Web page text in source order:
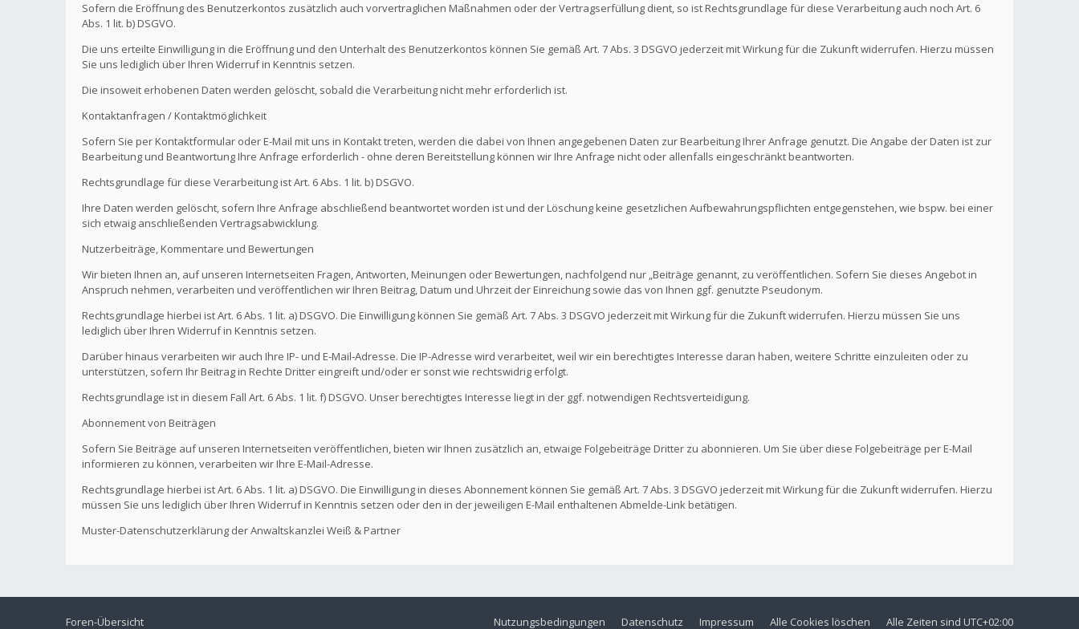
Sofern die Eröffnung des Benutzerkontos zusätzlich auch vorvertraglichen Maßnahmen oder der Vertragserfüllung dient, so ist Rechtsgrundlage für diese Verarbeitung auch noch Art. 6
Abs. 1 lit. b) DSGVO.
Die uns erteilte Einwilligung in die Eröffnung und den Unterhalt des Benutzerkontos können Sie gemäß Art. 7 Abs. 3 DSGVO jederzeit mit Wirkung für die Zukunft widerrufen. Hierzu müssen
Sie uns lediglich über Ihren Widerruf in Kenntnis setzen.
Die insoweit erhobenen Daten werden gelöscht, sobald die Verarbeitung nicht mehr erforderlich ist.
Kontaktanfragen / Kontaktmöglichkeit
Sofern Sie per Kontaktformular oder E-Mail mit uns in Kontakt treten, werden die dabei von Ihnen angegebenen Daten zur Bearbeitung Ihrer Anfrage genutzt. Die Angabe der Daten ist zur
Bearbeitung und Beantwortung Ihre Anfrage erforderlich - ohne deren Bereitstellung können wir Ihre Anfrage nicht oder allenfalls eingeschränkt beantworten.
Rechtsgrundlage für diese Verarbeitung ist Art. 6 Abs. 1 lit. b) DSGVO.
Ihre Daten werden gelöscht, sofern Ihre Anfrage abschließend beantwortet worden ist und der Löschung keine gesetzlichen Aufbewahrungspflichten entgegenstehen, wie bspw. bei einer
sich etwaig anschließenden Vertragsabwicklung.
Nutzerbeiträge, Kommentare und Bewertungen
Wir bieten Ihnen an, auf unseren Internetseiten Fragen, Antworten, Meinungen oder Bewertungen, nachfolgend nur „Beiträge genannt, zu veröffentlichen. Sofern Sie dieses Angebot in
Anspruch nehmen, verarbeiten und veröffentlichen wir Ihren Beitrag, Datum und Uhrzeit der Einreichung sowie das von Ihnen ggf. genutzte Pseudonym.
Rechtsgrundlage hierbei ist Art. 6 Abs. 1 lit. a) DSGVO. Die Einwilligung können Sie gemäß Art. 7 Abs. 3 DSGVO jederzeit mit Wirkung für die Zukunft widerrufen. Hierzu müssen Sie uns
lediglich über Ihren Widerruf in Kenntnis setzen.
Darüber hinaus verarbeiten wir auch Ihre IP- und E-Mail-Adresse. Die IP-Adresse wird verarbeitet, weil wir ein berechtigtes Interesse daran haben, weitere Schritte einzuleiten oder zu
unterstützen, sofern Ihr Beitrag in Rechte Dritter eingreift und/oder er sonst wie rechtswidrig erfolgt.
Rechtsgrundlage ist in diesem Fall Art. 6 Abs. 1 lit. f) DSGVO. Unser berechtigtes Interesse liegt in der ggf. notwendigen Rechtsverteidigung.
Abonnement von Beiträgen
Sofern Sie Beiträge auf unseren Internetseiten veröffentlichen, bieten wir Ihnen zusätzlich an, etwaige Folgebeiträge Dritter zu abonnieren. Um Sie über diese Folgebeiträge per E-Mail
informieren zu können, verarbeiten wir Ihre E-Mail-Adresse.
Rechtsgrundlage hierbei ist Art. 6 Abs. 1 lit. a) DSGVO. Die Einwilligung in dieses Abonnement können Sie gemäß Art. 7 Abs. 3 DSGVO jederzeit mit Wirkung für die Zukunft widerrufen. Hierzu
müssen Sie uns lediglich über Ihren Widerruf in Kenntnis setzen oder den in der jeweiligen E-Mail enthaltenen Abmelde-Link betätigen.
Muster-Datenschutzerklärung der Anwaltskanzlei Weiß & Partner
Foren-Übersicht Alle Zeiten sind UTC+02:00
Alle Cookies löschen
Impressum
Datenschutz
Nutzungsbedingungen